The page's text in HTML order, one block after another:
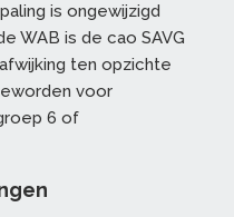
is ongewijzigd
WAB is de cao SAVG
ten opzichte
voor
6 of